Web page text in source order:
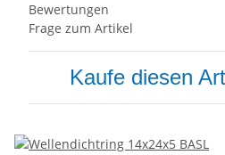
Bewertungen
Frage zum Artikel
Kaufe diesen